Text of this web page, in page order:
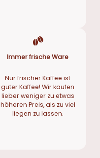
Immer frische Ware
Nur frischer Kaffee ist
guter Kaffee! Wir kaufen
lieber weniger zu etwas
höheren Preis, als zu viel
liegen zu lassen.